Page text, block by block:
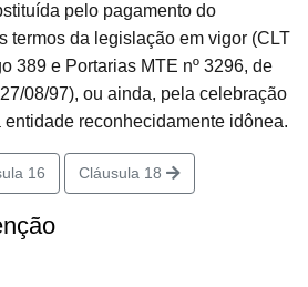
pelo pagamento do
termos da legislação em vigor (CLT
389 e Portarias MTE nº 3296, de
08/97), ou ainda, pela celebração
reconhecidamente idônea.
16 Cláusula 18